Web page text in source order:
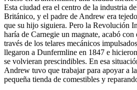
Esta ciudad era el centro de la industria
Británico, y el padre de Andrew era
que su hijo siguiera. Pero la Revolución
haría de Carnegie un magnate, acabó
través de los telares mecánicos
llegaron a Dunfermline en 1847 e
se volvieran prescindibles. En esa
Andrew tuvo que trabajar para apoyar a
pequeña tienda de comestibles y